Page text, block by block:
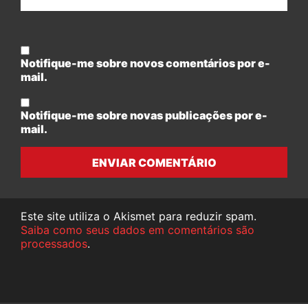
Notifique-me sobre novos comentários por e-
mail.
Notifique-me sobre novas publicações por e-
mail.
ENVIAR COMENTÁRIO
Este site utiliza o Akismet para reduzir spam.
Saiba como seus dados em comentários são
processados.